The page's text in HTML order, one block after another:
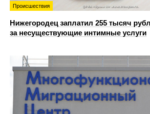
Происшествия
Нижегородец заплатил 255 тысяч
за несуществующие интимные услуги